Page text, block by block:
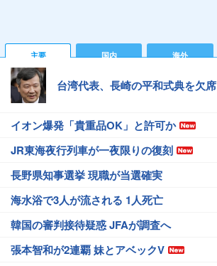
主要 国内 海外
台湾代表、長崎の平和式典を欠席
イオン爆発「貴重品OK」と許可か
JR東海夜行列車が一夜限りの復刻
長野県知事選挙 現職が当選確実
海水浴で3人が流される 1人死亡
韓国の審判接待疑惑 JFAが調査へ
張本智和が2連覇 妹とアベックV